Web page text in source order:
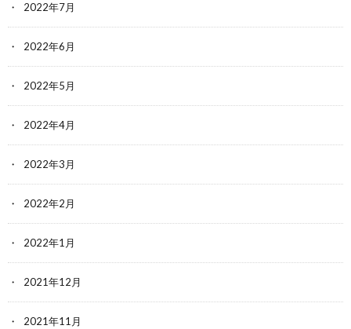
2022年7月
2022年6月
2022年5月
2022年4月
2022年3月
2022年2月
2022年1月
2021年12月
2021年11月